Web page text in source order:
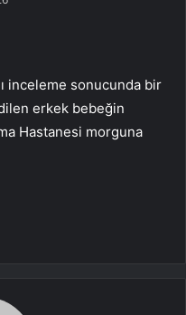
inceleme sonucunda bir
erkek bebeğin
Hastanesi morguna